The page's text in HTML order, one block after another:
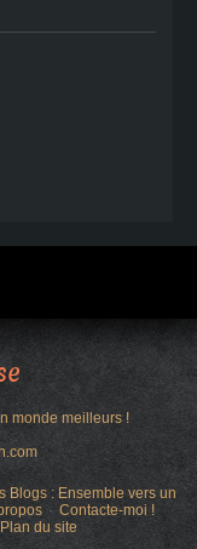
monde meilleurs !
Blogs : Ensemble vers un
Contacte-moi !
Plan du site